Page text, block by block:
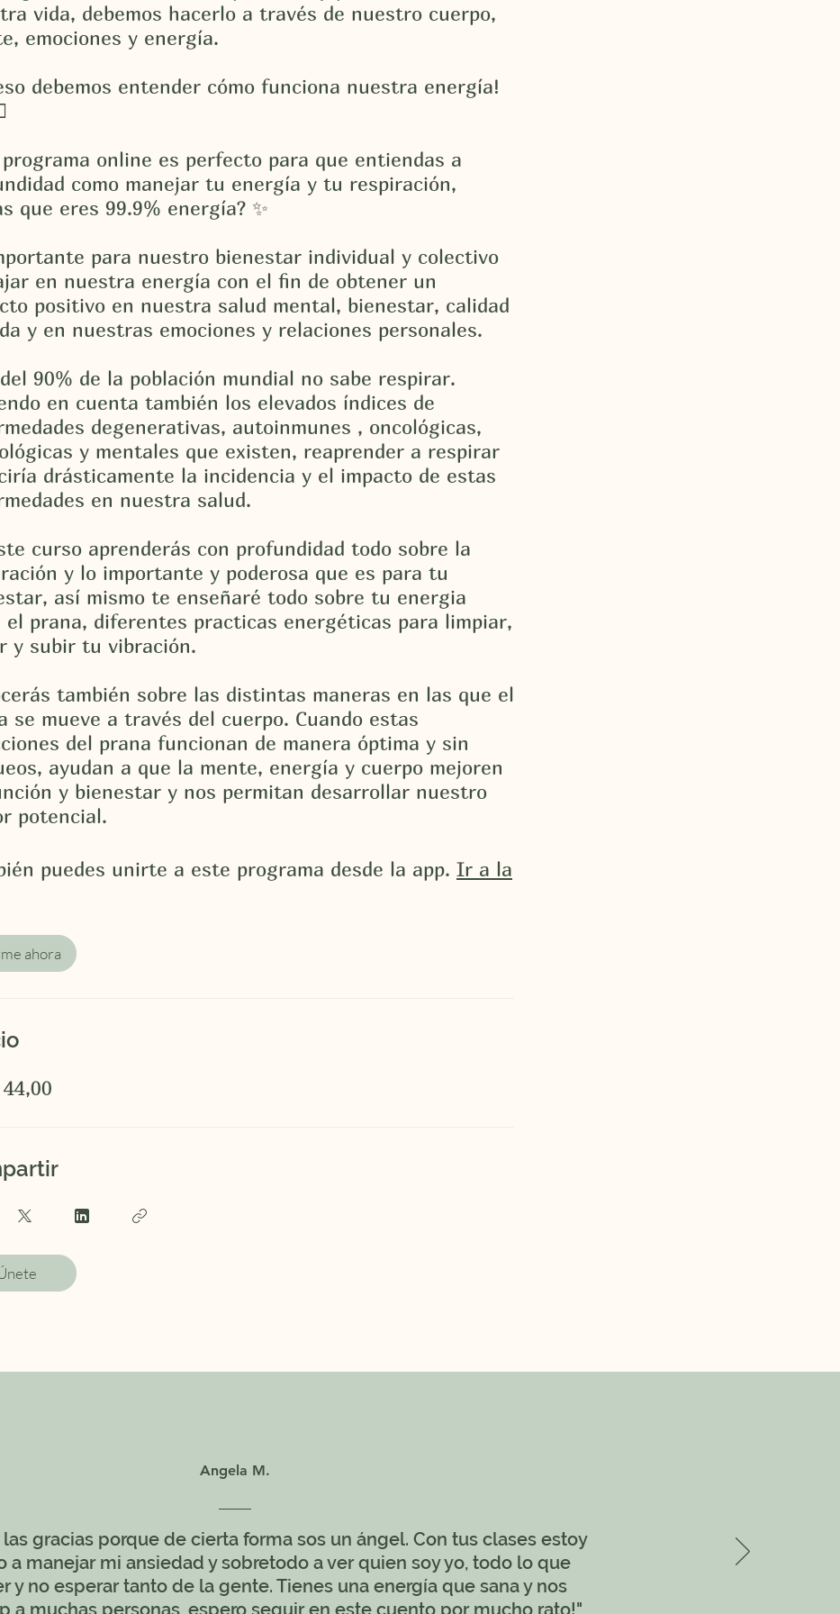
vida, debemos hacerlo a través de nuestro cuerpo,
emociones y energía.
debemos entender cómo funciona nuestra energía!
online es perfecto para que entiendas a
como manejar tu energía y tu respiración,
que eres 99.9% energía? ✨
para nuestro bienestar individual y colectivo
en nuestra energía con el fin de obtener un
positivo en nuestra salud mental, bienestar, calidad
y en nuestras emociones y relaciones personales.
90% de la población mundial no sabe respirar.
en cuenta también los elevados índices de
degenerativas, autoinmunes , oncológicas,
y mentales que existen, reaprender a respirar
drásticamente la incidencia y el impacto de estas
en nuestra salud.
curso aprenderás con profundidad todo sobre la
y lo importante y poderosa que es para tu
así mismo te enseñaré todo sobre tu energia
prana, diferentes practicas energéticas para limpiar,
y subir tu vibración.
también sobre las distintas maneras en las que el
se mueve a través del cuerpo. Cuando estas
del prana funcionan de manera óptima y sin
ayudan a que la mente, energía y cuerpo mejoren
y bienestar y nos permitan desarrollar nuestro
potencial.
puedes unirte a este programa desde la app. Ir a la
ahora
Angela M.
las gracias porque de cierta forma sos un ángel. Con tus clases estoy
a manejar mi ansiedad y sobretodo a ver quien soy yo, todo lo que
y no esperar tanto de la gente. Tienes una energía que sana y nos
a muchas personas, espero seguir en este cuento por mucho rato!"